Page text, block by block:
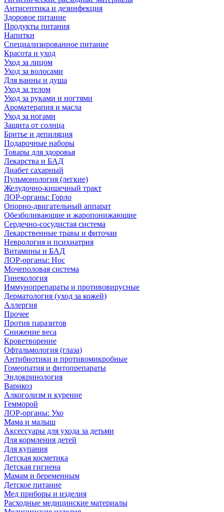
Антисептика и дезинфекция
Здоровое питание
Продукты питания
Напитки
Специализированное питание
Красота и уход
Уход за лицом
Уход за волосами
Для ванны и душа
Уход за телом
Уход за руками и ногтями
Ароматерапия и масла
Уход за ногами
Защита от солнца
Бритье и депиляция
Подарочные наборы
Товары для здоровья
Лекарства и БАД
Диабет сахарный
Пульмонология (легкие)
Желудочно-кишечный тракт
ЛОР-органы: Горло
Опорно-двигательный аппарат
Обезболивающие и жаропонижающие
Сердечно-сосудистая система
Лекарственные травы и фиточаи
Неврология и психиатрия
Витамины и БАД
ЛОР-органы: Нос
Мочеполовая система
Гинекология
Иммунопрепараты и противовирусные
Дерматология (уход за кожей)
Аллергия
Прочее
Против паразитов
Снижение веса
Кроветворение
Офтальмология (глаза)
Антибиотики и противомикробные
Гомеопатия и фитопрепараты
Эндокринология
Варикоз
Алкоголизм и курение
Гемморой
ЛОР-органы: Ухо
Мама и малыш
Аксессуары для ухода за детьми
Для кормления детей
Для купания
Детская косметика
Детская гигиена
Мамам и беременным
Детское питание
Мед приборы и изделия
Расходные медицинские материалы